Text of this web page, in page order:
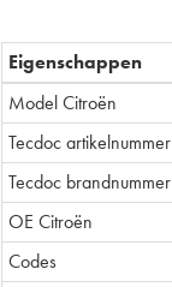
Eigenschappen
Model Citroën
Tecdoc artikelnummer
Tecdoc brandnummer
OE Citroën
Codes